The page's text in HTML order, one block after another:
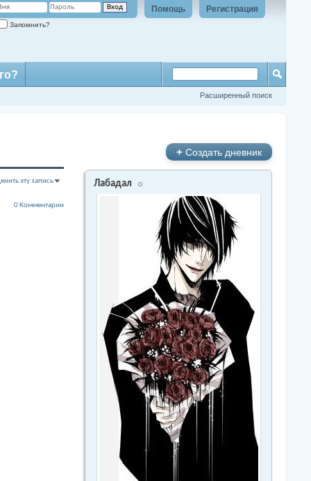
Регистрация
Помощь
Запомнить?
Расширенный поиск
эту запись
0 Комментарии
+ Создать дневник
Лабадал